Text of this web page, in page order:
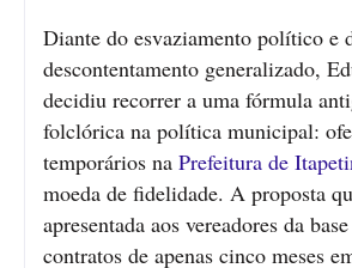
Diante do esvaziamento político e
descontentamento generalizado,
decidiu recorrer a uma fórmula
folclórica na política municipal:
temporários na Prefeitura de
moeda de fidelidade. A proposta
apresentada aos vereadores da
contratos de apenas cinco meses